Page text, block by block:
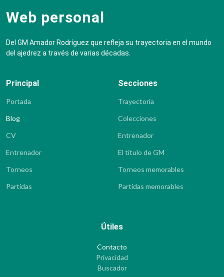
Web personal
Del GM Amador Rodríguez que refleja su trayectoria en el mundo
del ajedrez a través de varias décadas.
Principal
Portada
Blog
CV
Entrenador
Torneos
Partidas
Secciones
Trayectoria
Colecciones
Entrenador
El título de GM
Torneos memorables
Partidas memorables
Útiles
Contacto
Privacidad
Buscador